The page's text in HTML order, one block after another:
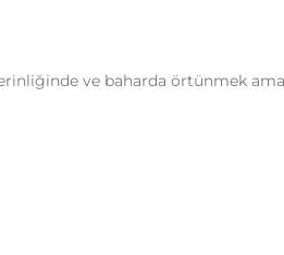
ve baharda örtünmek